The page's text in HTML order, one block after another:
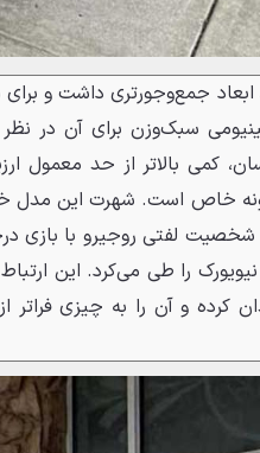
کمی بالاتر از حد معمول
خاص است. شهرت این مدل
شخصیت لفتی روجیرو با بازی
۱۹۷۹، خیابان‌های نیویورک را طی می‌کرد.
کرده و آن را به چیزی